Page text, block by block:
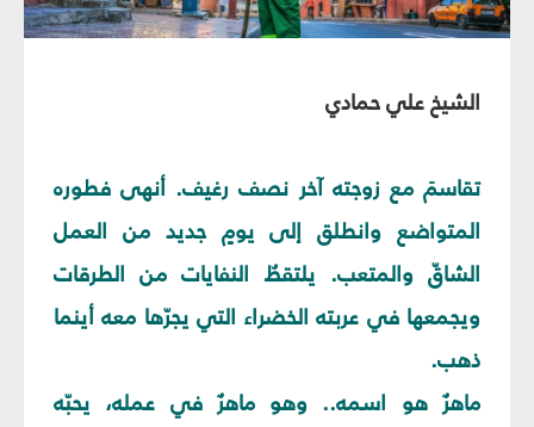
الشيخ علي حمادي
تقاسمَ مع زوجته آخر نصف رغيف. أنهى فطوره
المتواضع وانطلق إلى يومٍ جديد من العمل
الشاقّ والمتعب. يلتقطُ النفايات من الطرقات
ويجمعها في عربته الخضراء التي يجرّها معه أينما
ذهب.
ماهرٌ هو اسمه.. وهو ماهرٌ في عمله، يحبّه